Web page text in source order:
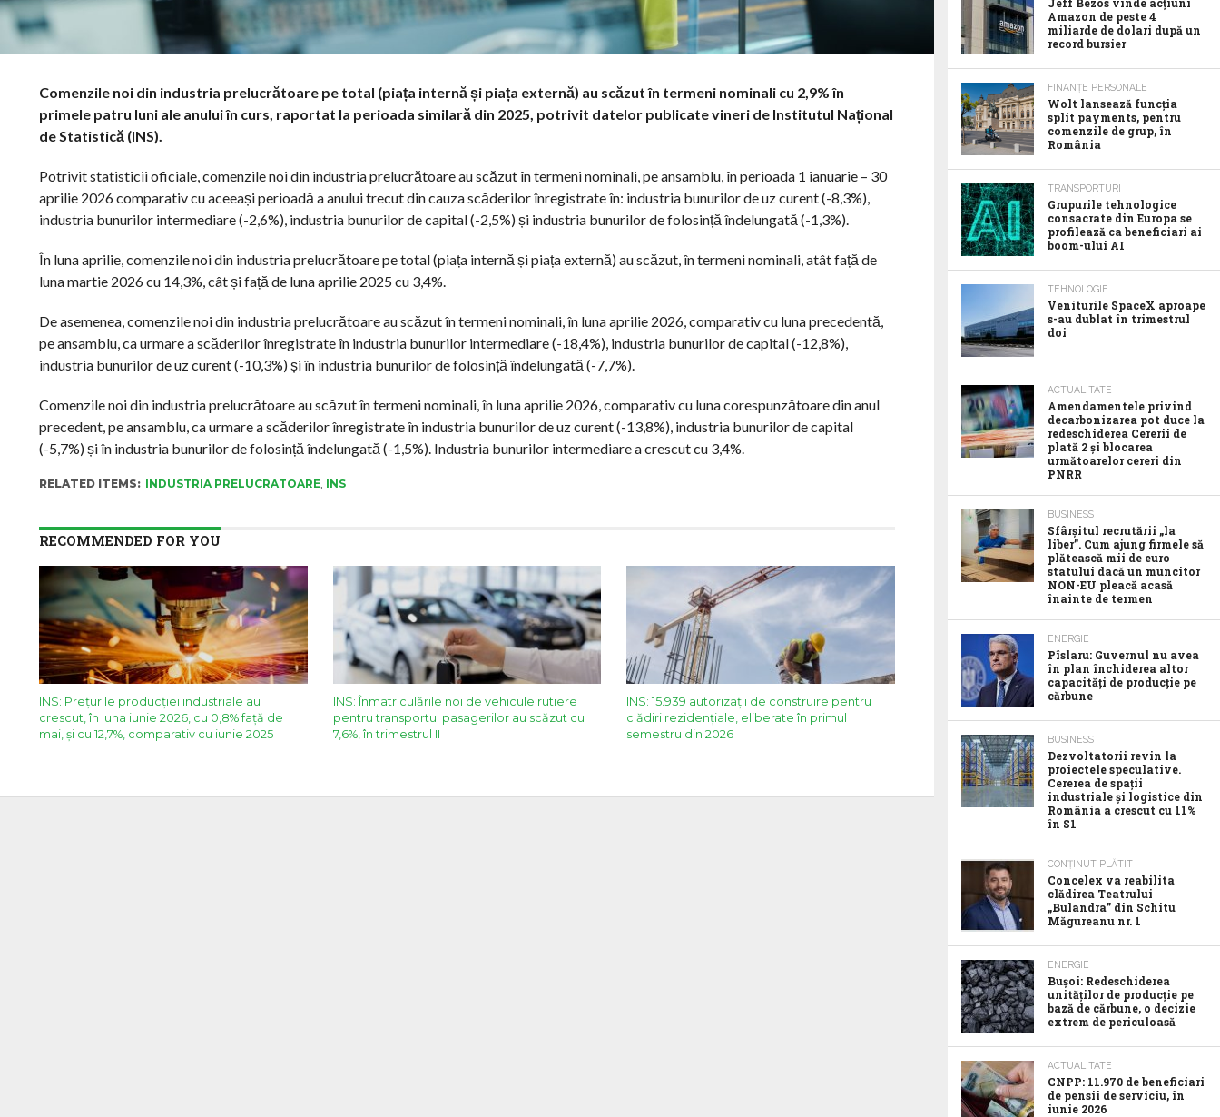
Comenzile noi din industria prelucrătoare pe total (piața internă și piața externă) au scăzut în termeni nominali cu 2,9% în
primele patru luni ale anului în curs, raportat la perioada similară din 2025, potrivit datelor publicate vineri de Institutul Național
de Statistică (INS).
Potrivit statisticii oficiale, comenzile noi din industria prelucrătoare au scăzut în termeni nominali, pe ansamblu, în perioada 1 ianuarie – 30
aprilie 2026 comparativ cu aceeași perioadă a anului trecut din cauza scăderilor înregistrate în: industria bunurilor de uz curent (-8,3%),
industria bunurilor intermediare (-2,6%), industria bunurilor de capital (-2,5%) și industria bunurilor de folosință îndelungată (-1,3%).
În luna aprilie, comenzile noi din industria prelucrătoare pe total (piața internă și piața externă) au scăzut, în termeni nominali, atât față de
luna martie 2026 cu 14,3%, cât și față de luna aprilie 2025 cu 3,4%.
De asemenea, comenzile noi din industria prelucrătoare au scăzut în termeni nominali, în luna aprilie 2026, comparativ cu luna precedentă,
pe ansamblu, ca urmare a scăderilor înregistrate în industria bunurilor intermediare (-18,4%), industria bunurilor de capital (-12,8%),
industria bunurilor de uz curent (-10,3%) și în industria bunurilor de folosință îndelungată (-7,7%).
Comenzile noi din industria prelucrătoare au scăzut în termeni nominali, în luna aprilie 2026, comparativ cu luna corespunzătoare din anul
precedent, pe ansamblu, ca urmare a scăderilor înregistrate în industria bunurilor de uz curent (-13,8%), industria bunurilor de capital
(-5,7%) și în industria bunurilor de folosință îndelungată (-1,5%). Industria bunurilor intermediare a crescut cu 3,4%.
RELATED ITEMS: INDUSTRIA PRELUCRATOARE, INS
RECOMMENDED FOR YOU
INS: Preţurile producţiei industriale au
crescut, în luna iunie 2026, cu 0,8% faţă de
mai, şi cu 12,7%, comparativ cu iunie 2025
INS: Înmatriculările noi de vehicule rutiere
pentru transportul pasagerilor au scăzut cu
7,6%, în trimestrul II
INS: 15.939 autorizații de construire pentru
clădiri rezidențiale, eliberate în primul
semestru din 2026
Amazon de peste 4
miliarde de dolari după un
record bursier
FINANȚE PERSONALE
Wolt lansează funcția
split payments, pentru
comenzile de grup, în
România
TRANSPORTURI
Grupurile tehnologice
consacrate din Europa se
profilează ca beneficiari ai
boom-ului AI
TEHNOLOGIE
Veniturile SpaceX aproape
s-au dublat în trimestrul
doi
ACTUALITATE
Amendamentele privind
decarbonizarea pot duce la
redeschiderea Cererii de
plată 2 și blocarea
următoarelor cereri din
PNRR
BUSINESS
Sfârșitul recrutării „la
liber”. Cum ajung firmele să
plătească mii de euro
statului dacă un muncitor
NON-EU pleacă acasă
înainte de termen
ENERGIE
Pîslaru: Guvernul nu avea
în plan închiderea altor
capacități de producție pe
cărbune
BUSINESS
Dezvoltatorii revin la
proiectele speculative.
Cererea de spații
industriale și logistice din
România a crescut cu 11%
în S1
CONȚINUT PLĂTIT
Concelex va reabilita
clădirea Teatrului
„Bulandra” din Schitu
Măgureanu nr. 1
ENERGIE
Bușoi: Redeschiderea
unităților de producție pe
bază de cărbune, o decizie
extrem de periculoasă
ACTUALITATE
CNPP: 11.970 de beneficiari
de pensii de serviciu, în
iunie 2026